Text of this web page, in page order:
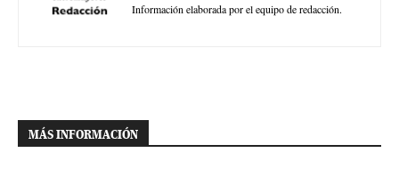
Información elaborada por el equipo de redacción.
MÁS INFORMACIÓN